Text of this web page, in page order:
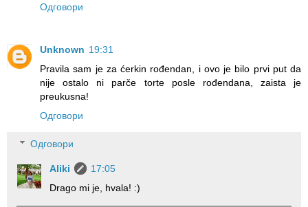
Одговори
Unknown 19:31
Pravila sam je za ćerkin rođendan, i ovo je bilo prvi put da
nije ostalo ni parče torte posle rođendana, zaista je
preukusna!
Одговори
Одговори
Aliki
17:05
Drago mi je, hvala! :)